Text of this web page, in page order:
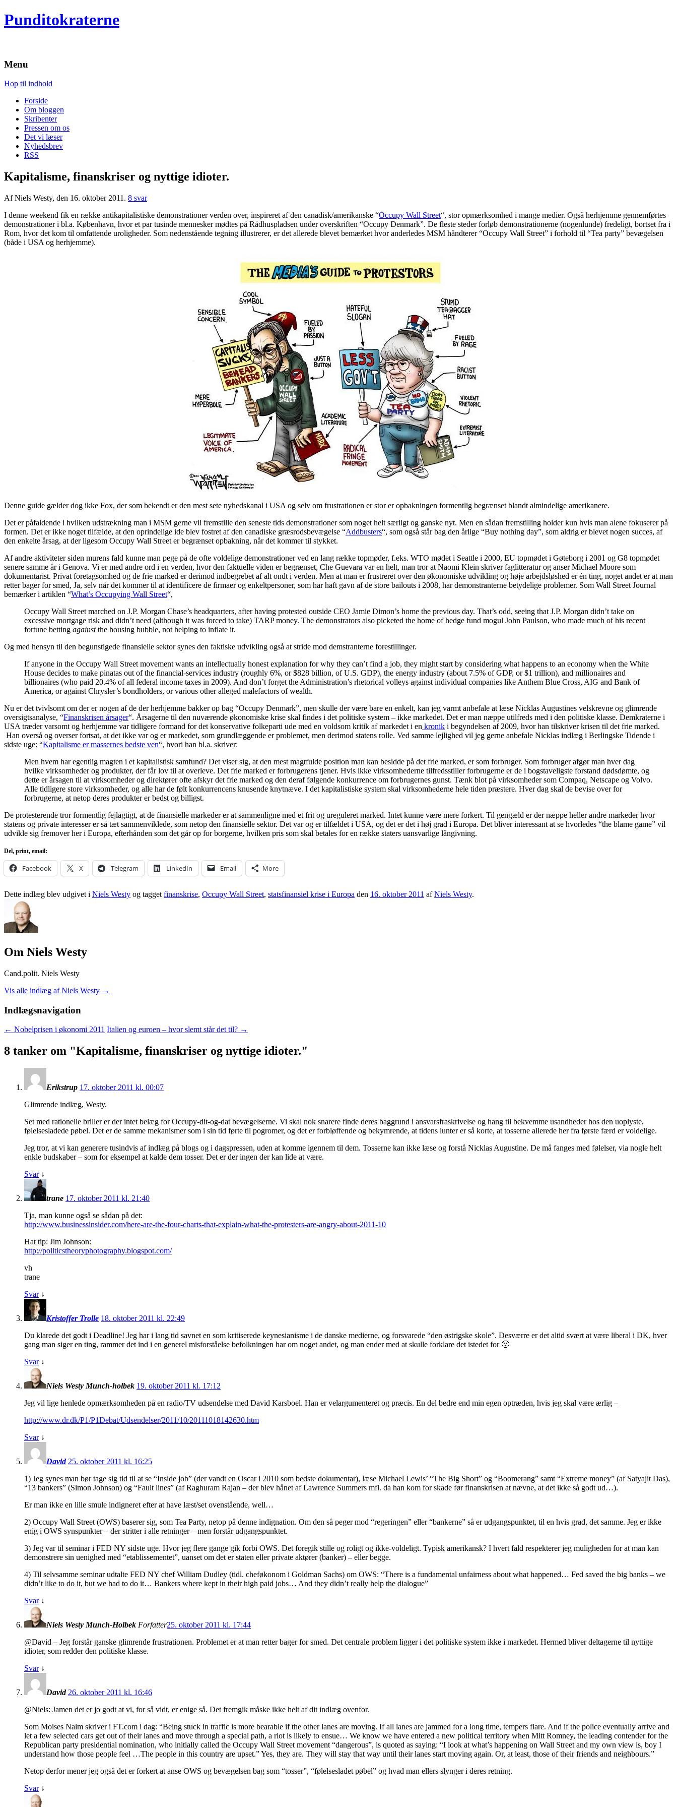
Punditokraterne
Menu
Hop til indhold
Forside
Om bloggen
Skribenter
Pressen om os
Det vi læser
Nyhedsbrev
RSS
Kapitalisme, finanskriser og nyttige idioter.
Af Niels Westy, den 16. oktober 2011. 8 svar
I denne weekend fik en række antikapitalistiske demonstrationer verden over, inspireret af den canadisk/amerikanske “Occupy Wall Street“, stor opmærksomhed i mange medier. Også herhjemme gennemførtes
demonstrationer i bl.a. København, hvor et par tusinde mennesker mødtes på Rådhuspladsen under overskriften “Occupy Denmark”. De fleste steder forløb demonstrationerne (nogenlunde) fredeligt, bortset fra i
Rom, hvor det kom til omfattende uroligheder. Som nedenstående tegning illustrerer, er det allerede blevet bemærket hvor anderledes MSM håndterer “Occupy Wall Street” i forhold til “Tea party” bevægelsen
(både i USA og herhjemme).
Denne guide gælder dog ikke Fox, der som bekendt er den mest sete nyhedskanal i USA og selv om frustrationen er stor er opbakningen formentlig begrænset blandt almindelige amerikanere.
Det er påfaldende i hvilken udstrækning man i MSM gerne vil fremstille den seneste tids demonstrationer som noget helt særligt og ganske nyt. Men en sådan fremstilling holder kun hvis man alene fokuserer på
formen. Det er ikke noget tilfælde, at den oprindelige ide blev fostret af den canadiske græsrodsbevægelse “Addbusters“, som også står bag den årlige “Buy nothing day”, som aldrig er blevet nogen succes, af
den enkelte årsag, at der ligesom Occupy Wall Street er begrænset opbakning, når det kommer til stykket.
Af andre aktiviteter siden murens fald kunne man pege på de ofte voldelige demonstrationer ved en lang række topmøder, f.eks. WTO mødet i Seattle i 2000, EU topmødet i Gøteborg i 2001 og G8 topmødet
senere samme år i Genova. Vi er med andre ord i en verden, hvor den faktuelle viden er begrænset, Che Guevara var en helt, man tror at Naomi Klein skriver faglitteratur og anser Michael Moore som
dokumentarist. Privat foretagsomhed og de frie marked er derimod indbegrebet af alt ondt i verden. Men at man er frustreret over den økonomiske udvikling og høje arbejdsløshed er én ting, noget andet er at man
retter bager for smed, Ja, selv når det kommer til at identificere de firmaer og enkeltpersoner, som har haft gavn af de store bailouts i 2008, har demonstranterne betydelige problemer. Som Wall Street Journal
bemærker i artiklen “What’s Occupying Wall Street“,
Occupy Wall Street marched on J.P. Morgan Chase’s headquarters, after having protested outside CEO Jamie Dimon’s home the previous day. That’s odd, seeing that J.P. Morgan didn’t take on
excessive mortgage risk and didn’t need (although it was forced to take) TARP money. The demonstrators also picketed the home of hedge fund mogul John Paulson, who made much of his recent
fortune betting againstthe housing bubble, not helping to inflate it.
Og med hensyn til den begunstigede finansielle sektor synes den faktiske udvikling også at stride mod demstranterne forestillinger.
If anyone in the Occupy Wall Street movement wants an intellectually honest explanation for why they can’t find a job, they might start by considering what happens to an economy when the White
House decides to make pinatas out of the financial-services industry (roughly 6%, or $828 billion, of U.S. GDP), the energy industry (about 7.5% of GDP, or $1 trillion), and millionaires and
billionaires (who paid 20.4% of all federal income taxes in 2009). And don’t forget the Administration’s rhetorical volleys against individual companies like Anthem Blue Cross, AIG and Bank of
America, or against Chrysler’s bondholders, or various other alleged malefactors of wealth.
Nu er det tvivlsomt om der er nogen af de der herhjemme bakker op bag “Occupy Denmark”, men skulle der være bare en enkelt, kan jeg varmt anbefale at læse Nicklas Augustines velskrevne og glimrende
oversigtsanalyse, “Finanskrisen årsager“. Årsagerne til den nuværende økonomiske krise skal findes i det politiske system – ikke markedet. Det er man næppe utilfreds med i den politiske klasse. Demkraterne i
USA træder varsomt og herhjemme var tidligere formand for det konservative folkeparti ude med en voldsom kritik af markedet i en kronik i begyndelsen af 2009, hvor han tilskriver krisen til det frie marked.
Han overså og overser fortsat, at det ikke var og er markedet, som grundlæggende er problemet, men derimod statens rolle. Ved samme lejlighed vil jeg gerne anbefale Nicklas indlæg i Berlingske Tidende i
sidste uge: “Kapitalisme er massernes bedste ven“, hvori han bl.a. skriver:
Men hvem har egentlig magten i et kapitalistisk samfund? Det viser sig, at den mest magtfulde position man kan besidde på det frie marked, er som forbruger. Som forbruger afgør man hver dag
hvilke virksomheder og produkter, der får lov til at overleve. Det frie marked er forbrugerens tjener. Hvis ikke virksomhederne tilfredsstiller forbrugerne er de i bogstaveligste forstand dødsdømte, og
dette er årsagen til at virksomheder og direktører ofte afskyr det frie marked og den deraf følgende konkurrence om forbrugernes gunst. Tænk blot på virksomheder som Compaq, Netscape og Volvo.
Alle tidligere store virksomheder, og alle har de følt konkurrencens knusende knytnæve. I det kapitalistiske system skal virksomhederne hele tiden præstere. Hver dag skal de bevise over for
forbrugerne, at netop deres produkter er bedst og billigst.
De protesterende tror formentlig fejlagtigt, at de finansielle markeder er at sammenligne med et frit og ureguleret marked. Intet kunne være mere forkert. Til gengæld er der næppe heller andre markeder hvor
statens og private interesser er så tæt sammenviklede, som netop den finansielle sektor. Det var og er tilfældet i USA, og det er det i høj grad i Europa. Det bliver interessant at se hvorledes “the blame game” vil
udvikle sig fremover her i Europa, efterhånden som det går op for borgerne, hvilken pris som skal betales for en række staters uansvarlige långivning.
Del, print, email:
Facebook X Telegram LinkedIn Email More
Dette indlæg blev udgivet i Niels Westy og tagget finanskrise, Occupy Wall Street, statsfinansiel krise i Europa den 16. oktober 2011 afNiels Westy.
Om Niels Westy
Cand.polit. Niels Westy
Vis alle indlæg af Niels Westy →
Indlægsnavigation
← Nobelprisen i økonomi 2011 Italien og euroen – hvor slemt står det til? →
8 tanker om "Kapitalisme, finanskriser og nyttige idioter."
Erikstrup 17. oktober 2011 kl. 00:07
Glimrende indlæg, Westy.
Set med rationelle briller er der intet belæg for Occupy-dit-og-dat bevægelserne. Vi skal nok snarere finde deres baggrund i ansvarsfraskrivelse og hang til bekvemme usandheder hos den uoplyste,
følelsesladede pøbel. Det er de samme mekanismer som i sin tid førte til pogromer, og det er forbløffende og bekymrende, at tidens lunter er så korte, at tosserne allerede her fra første færd er voldelige.
Jeg tror, at vi kan generere tusindvis af indlæg på blogs og i dagspressen, uden at komme igennem til dem. Tosserne kan ikke læse og forstå Nicklas Augustine. De må fanges med følelser, via nogle helt
enkle budskaber – som for eksempel at kalde dem tosser. Det er der ingen der kan lide at være.
Svar ↓
trane 17. oktober 2011 kl. 21:40
Tja, man kunne også se sådan på det:
http://www.businessinsider.com/here-are-the-four-charts-that-explain-what-the-protesters-are-angry-about-2011-10
Hat tip: Jim Johnson:
http://politicstheoryphotography.blogspot.com/
vh
trane
Svar ↓
Kristoffer Trolle 18. oktober 2011 kl. 22:49
Du klarede det godt i Deadline! Jeg har i lang tid savnet en som kritiserede keynesianisme i de danske medierne, og forsvarede “den østrigske skole”. Desværre er det altid svært at være liberal i DK, hver
gang man siger en ting, rammer det ind i en generel misforståelse befolkningen har om noget andet, og man ender med at skulle forklare det istedet for 🙁
Svar ↓
Niels Westy Munch-holbek 19. oktober 2011 kl. 17:12
Jeg vil lige henlede opmærksomheden på en radio/TV udsendelse med David Karsboel. Han er velargumenteret og præcis. En del bedre end min egen optræden, hvis jeg skal være ærlig –
http://www.dr.dk/P1/P1Debat/Udsendelser/2011/10/20111018142630.htm
Svar ↓
David 25. oktober 2011 kl. 16:25
1) Jeg synes man bør tage sig tid til at se “Inside job” (der vandt en Oscar i 2010 som bedste dokumentar), læse Michael Lewis’ “The Big Short” og “Boomerang” samt “Extreme money” (af Satyajit Das),
“13 bankers” (Simon Johnson) og “Fault lines” (af Raghuram Rajan – der blev hånet af Lawrence Summers mfl. da han kom for skade før finanskrisen at nævne, at det ikke så godt ud…).
Er man ikke en lille smule indigneret efter at have læst/set ovenstående, well…
2) Occupy Wall Street (OWS) baserer sig, som Tea Party, netop på denne indignation. Om den så peger mod “regeringen” eller “bankerne” så er udgangspunktet, til en hvis grad, det samme. Jeg er ikke
enig i OWS synspunkter – der stritter i alle retninger – men forstår udgangspunktet.
3) Jeg var til seminar i FED NY sidste uge. Hvor jeg flere gange gik forbi OWS. Det foregik stille og roligt og ikke-voldeligt. Typisk amerikansk? I hvert fald respekterer jeg muligheden for at man kan
demonstrere sin uenighed med “etablissementet”, uanset om det er staten eller private aktører (banker) – eller begge.
4) Til selvsamme seminar udtalte FED NY chef William Dudley (tidl. cheføkonom i Goldman Sachs) om OWS: “There is a fundamental unfairness about what happened… Fed saved the big banks – we
didn’t like to do it, but we had to do it… Bankers where kept in their high paid jobs… And they didn’t really help the dialogue”
Svar ↓
Niels Westy Munch-Holbek Forfatter25. oktober 2011 kl. 17:44
@David – Jeg forstår ganske glimrende frustrationen. Problemet er at man retter bager for smed. Det centrale problem ligger i det politiske system ikke i markedet. Hermed bliver deltagerne til nyttige
idioter, som redder den politiske klasse.
Svar ↓
David 26. oktober 2011 kl. 16:46
@Niels: Jamen det er jo godt at vi, for så vidt, er enige så. Det fremgik måske ikke helt af dit indlæg ovenfor.
Som Moises Naim skriver i FT.com i dag: “Being stuck in traffic is more bearable if the other lanes are moving. If all lanes are jammed for a long time, tempers flare. And if the police eventually arrive and
let a few selected cars get out of their lanes and move through a special path, a riot is likely to ensue… We know we have entered a new political territory when Mitt Romney, the leading contender for the
Republican party presidential nomination, who initially called the Occupy Wall Street movement “dangerous”, is quoted as saying: “I look at what’s happening on Wall Street and my own view is, boy I
understand how those people feel …The people in this country are upset.” Yes, they are. They will stay that way until their lanes start moving again. Or, at least, those of their friends and neighbours.”
Netop derfor mener jeg også det er forkert at anse OWS og bevægelsen bag som “tosser”, “følelsesladet pøbel” og hvad man ellers slynger i deres retning.
Svar ↓